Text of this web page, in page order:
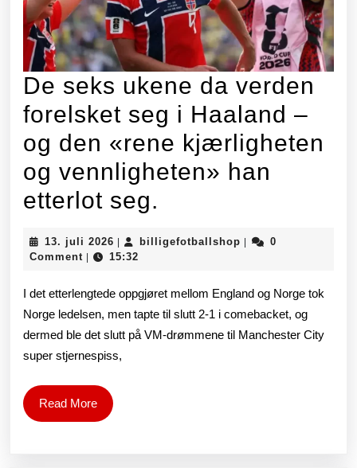
vi
vil
De seks ukene da verden
forelsket seg i Haaland –
og den «rene kjærligheten
og vennligheten» han
etterlot seg.
da
verden
forelsket
13. juli 2026 13.
juli
billigefotballshop billigefotballshop
0
Comment
15:32
I det etterlengtede oppgjøret mellom England og Norge tok
Norge ledelsen, men tapte til slutt 2-1 i comebacket, og
dermed ble det slutt på VM-drømmene til Manchester City
super stjernespiss,
Read MoreRead
More